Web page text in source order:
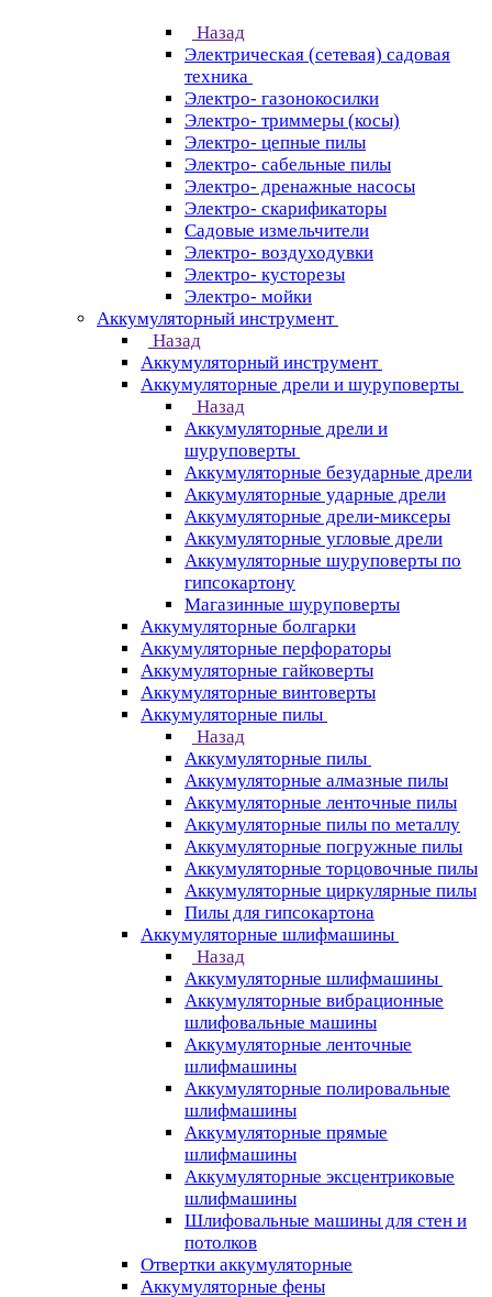
Назад
Электрическая (сетевая) садовая
техника
Электро- газонокосилки
Электро- триммеры (косы)
Электро- цепные пилы
Электро- сабельные пилы
Электро- дренажные насосы
Электро- скарификаторы
Садовые измельчители
Электро- воздуходувки
Электро- кусторезы
Электро- мойки
Аккумуляторный инструмент
Назад
Аккумуляторный инструмент
Аккумуляторные дрели и шуруповерты
Назад
Аккумуляторные дрели и
шуруповерты
Аккумуляторные безударные дрели
Аккумуляторные ударные дрели
Аккумуляторные дрели-миксеры
Аккумуляторные угловые дрели
Аккумуляторные шуруповерты по
гипсокартону
Магазинные шуруповерты
Аккумуляторные болгарки
Аккумуляторные перфораторы
Аккумуляторные гайковерты
Аккумуляторные винтоверты
Аккумуляторные пилы
Назад
Аккумуляторные пилы
Аккумуляторные алмазные пилы
Аккумуляторные ленточные пилы
Аккумуляторные пилы по металлу
Аккумуляторные погружные пилы
Аккумуляторные торцовочные пилы
Аккумуляторные циркулярные пилы
Пилы для гипсокартона
Аккумуляторные шлифмашины
Назад
Аккумуляторные шлифмашины
Аккумуляторные вибрационные
шлифовальные машины
Аккумуляторные ленточные
шлифмашины
Аккумуляторные полировальные
шлифмашины
Аккумуляторные прямые
шлифмашины
Аккумуляторные эксцентриковые
шлифмашины
Шлифовальные машины для стен и
потолков
Отвертки аккумуляторные
Аккумуляторные фены